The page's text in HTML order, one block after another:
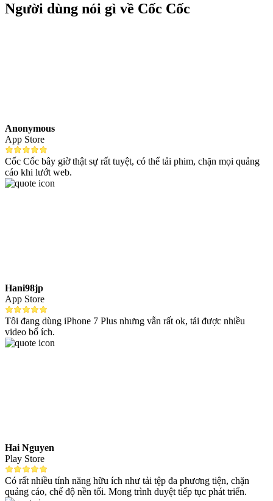
Người dùng nói gì về Cốc Cốc
Anonymous
App Store
Cốc Cốc bây giờ thật sự rất tuyệt, có thể tải phim, chặn mọi quảng
cáo khi lướt web.
Hani98jp
App Store
Tôi đang dùng iPhone 7 Plus nhưng vẫn rất ok, tải được nhiều
video bổ ích.
Hai Nguyen
Play Store
Có rất nhiều tính năng hữu ích như tải tệp đa phương tiện, chặn
quảng cáo, chế độ nền tối. Mong trình duyệt tiếp tục phát triển.